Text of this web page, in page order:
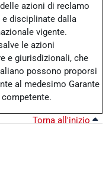
azioni di reclamo
disciplinate dalla
vigente.
le azioni
e giurisdizionali, che
possono proporsi
al medesimo Garante
Torna all'inizio